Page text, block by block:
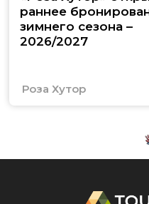
раннее
зимнего сезона –
2026/2027
Роза Хутор